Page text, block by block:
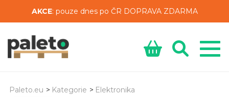
AKCE: pouze dnes po ČR DOPRAVA ZDARMA
Paleto.eu > Kategorie > Elektronika